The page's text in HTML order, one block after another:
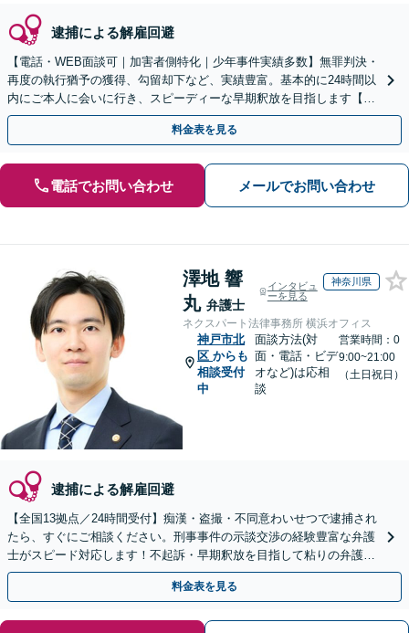
逮捕による解雇回避
【電話・WEB面談可｜加害者側特化｜少年事件実績多数】無罪判決・
再度の執行猶予の獲得、勾留却下など、実績豊富。基本的に24時間以
内にご本人に会いに行き、スピーディーな早期釈放を目指します【事
前予約にて当日・休日・夜間面談可｜関西エリア対応】
料金表を見る
電話でお問い合わせ メールでお問い合わせ
澤地 響
丸 弁護士
インタビュ
ーを見る
神奈川県
ネクスパート法律事務所 横浜オフィス
神戸市北
区 からも
相談受付
中
面談方法(対
面・電話・ビデ
オなど)は応相
談
営業時間：0
9:00~21:00
（土日祝日）
逮捕による解雇回避
【全国13拠点／24時間受付】痴漢・盗撮・不同意わいせつで逮捕され
たら、すぐにご相談ください。刑事事件の示談交渉の経験豊富な弁護
士がスピード対応します！不起訴・早期釈放を目指して粘りの弁護活
動を行います。
料金表を見る